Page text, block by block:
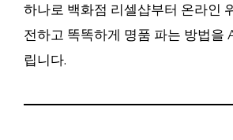
하나로 백화점 리셀샵부터 온라인
전하고 똑똑하게 명품 파는 방법을
립니다.